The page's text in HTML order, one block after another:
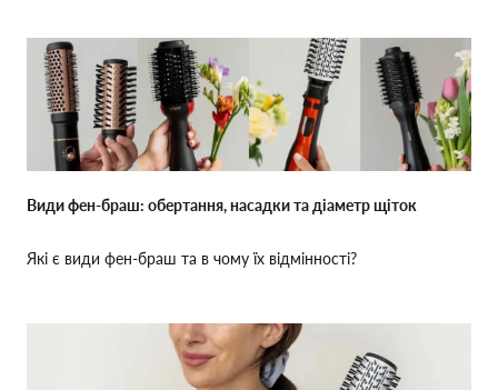
Види фен-браш: обертання, насадки та діаметр щіток
Які є види фен-браш та в чому їх відмінності?